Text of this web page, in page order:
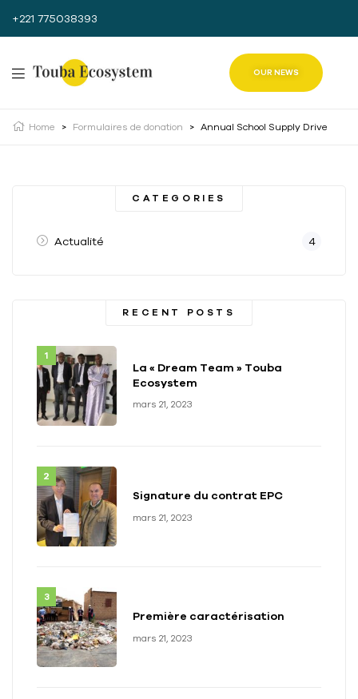
+221 775038393
OUR NEWS
Home > Formulaires de donation > Annual School Supply Drive
CATEGORIES
Actualité 4
RECENT POSTS
La « Dream Team » Touba
Ecosystem
mars 21, 2023
Signature du contrat EPC
mars 21, 2023
Première caractérisation
mars 21, 2023